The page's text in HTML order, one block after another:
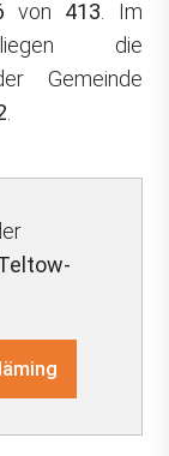
von 413 . Im
die
Gemeinde